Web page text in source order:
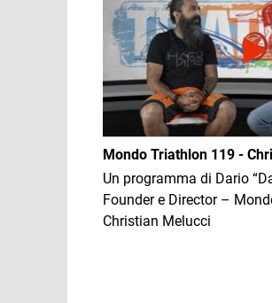
Mondo Triathlon 119 -
Un programma di Dario
Founder e Director –
Christian Melucci